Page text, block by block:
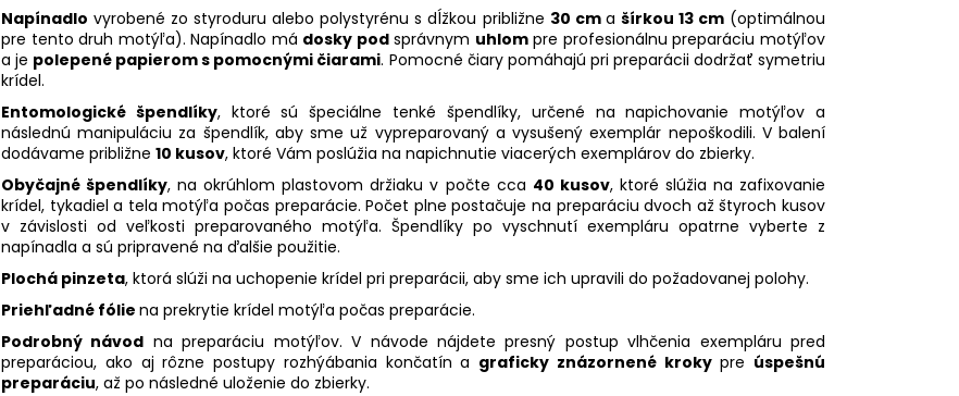
Napínadlo vyrobené zo styroduru alebo polystyrénu s dĺžkou približne 30 cm a šírkou 13 cm(optimálnou
pre tento druh motýľa). Napínadlo má dosky podsprávnym uhlompre profesionálnu preparáciu motýľov
a je polepené papierom s pomocnými čiarami. Pomocné čiary pomáhajú pri preparácii dodržať symetriu
krídel.
Entomologické špendlíky, ktoré sú špeciálne tenké špendlíky, určené na napichovanie motýľov a
následnú manipuláciu za špendlík, aby sme už vypreparovaný a vysušený exemplár nepoškodili. V balení
dodávame približne 10 kusov, ktoré Vám poslúžia na napichnutie viacerých exemplárov do zbierky.
Obyčajné špendlíky, na okrúhlom plastovom držiaku v počte cca 40 kusov, ktoré slúžia na zafixovanie
krídel, tykadiel a tela motýľa počas preparácie. Počet plne postačuje na preparáciu dvoch až štyroch kusov
v závislosti od veľkosti preparovaného motýľa. Špendlíky po vyschnutí exempláru opatrne vyberte z
napínadla a sú pripravené na ďalšie použitie.
Plochá pinzeta, ktorá slúži na uchopenie krídel pri preparácii, aby sme ich upravili do požadovanej polohy.
Priehľadné fólie na prekrytie krídel motýľa počas preparácie.
Podrobný návod na preparáciu motýľov. V návode nájdete presný postup vlhčenia exempláru pred
preparáciou, ako aj rôzne postupy rozhýábania končatín a graficky znázornené krokypre úspešnú
preparáciu, až po následné uloženie do zbierky.